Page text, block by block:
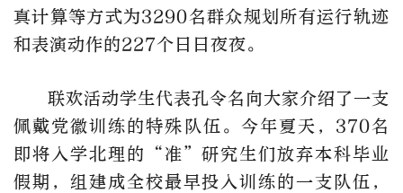
真计算等方式为3290名群众规划所有运行轨迹
和表演动作的227个日日夜夜。
联欢活动学生代表孔令名向大家介绍了一支
佩戴党徽训练的特殊队伍。今年夏天，370名
即将入学北理的“准”研究生们放弃本科毕业
假期，组建成全校最早投入训练的一支队伍，